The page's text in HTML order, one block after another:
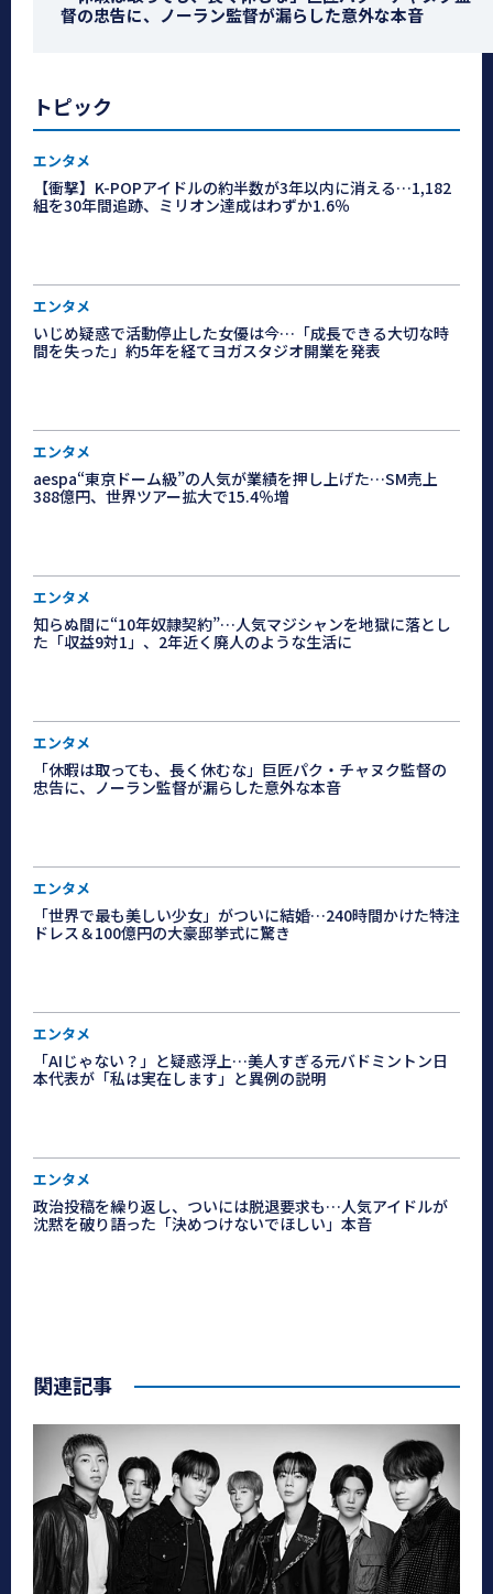
督の忠告に、ノーラン監督が漏らした意外な本音
トピック
エンタメ
【衝撃】K-POPアイドルの約半数が3年以内に消える…1,182
組を30年間追跡、ミリオン達成はわずか1.6％
エンタメ
いじめ疑惑で活動停止した女優は今…「成長できる大切な時
間を失った」約5年を経てヨガスタジオ開業を発表
エンタメ
aespa“東京ドーム級”の人気が業績を押し上げた…SM売上
388億円、世界ツアー拡大で15.4％増
エンタメ
知らぬ間に“10年奴隷契約”…人気マジシャンを地獄に落とし
た「収益9対1」、2年近く廃人のような生活に
エンタメ
「休暇は取っても、長く休むな」巨匠パク・チャヌク監督の
忠告に、ノーラン監督が漏らした意外な本音
エンタメ
「世界で最も美しい少女」がついに結婚…240時間かけた特注
ドレス＆100億円の大豪邸挙式に驚き
エンタメ
「AIじゃない？」と疑惑浮上…美人すぎる元バドミントン日
本代表が「私は実在します」と異例の説明
エンタメ
政治投稿を繰り返し、ついには脱退要求も…人気アイドルが
沈黙を破り語った「決めつけないでほしい」本音
関連記事